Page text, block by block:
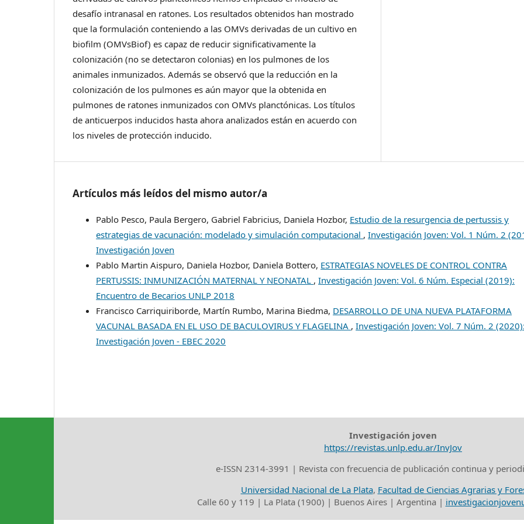
desafío intranasal en ratones. Los resultados obtenidos han mostrado
que la formulación conteniendo a las OMVs derivadas de un cultivo en
biofilm (OMVsBiof) es capaz de reducir significativamente la
colonización (no se detectaron colonias) en los pulmones de los
animales inmunizados. Además se observó que la reducción en la
colonización de los pulmones es aún mayor que la obtenida en
pulmones de ratones inmunizados con OMVs planctónicas. Los títulos
de anticuerpos inducidos hasta ahora analizados están en acuerdo con
los niveles de protección inducido.
Artículos más leídos del mismo autor/a
Pablo Pesco, Paula Bergero, Gabriel Fabricius, Daniela Hozbor, Estudio de la resurgencia de pertussis y
estrategias de vacunación: modelado y simulación computacional ,Investigación Joven: Vol. 1 Núm. 2
Investigación Joven
Pablo Martin Aispuro, Daniela Hozbor, Daniela Bottero, ESTRATEGIAS NOVELES DE CONTROL CONTRA
PERTUSSIS: INMUNIZACIÓN MATERNAL Y NEONATAL ,Investigación Joven: Vol. 6 Núm. Especial (2019):
Encuentro de Becarios UNLP 2018
Francisco Carriquiriborde, Martín Rumbo, Marina Biedma, DESARROLLO DE UNA NUEVA PLATAFORMA
VACUNAL BASADA EN EL USO DE BACULOVIRUS Y FLAGELINA ,Investigación Joven: Vol. 7 Núm. 2
Investigación Joven - EBEC 2020
Investigación joven
https://revistas.unlp.edu.ar/InvJov
e-ISSN 2314-3991 | Revista con frecuencia de publicación continua y
Universidad Nacional de La Plata, Facultad de Ciencias Agrarias y
Calle 60 y 119 | La Plata (1900) | Buenos Aires | Argentina |